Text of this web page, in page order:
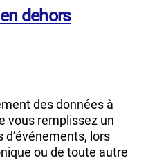
dehors
des données à
vous remplissez un
lors
ou de toute autre